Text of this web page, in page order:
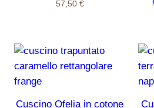
57,50 €
Cuscino Ofelia in cotone